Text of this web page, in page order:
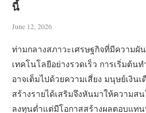
นี้
June 12, 2026
ท่ามกลางสภาวะเศรษฐกิจที่มีความผั
เทคโนโลยีอย่างรวดเร็ว การเริ่มต้
อาจเต็มไปด้วยความเสี่ยง มนุษย์เงิน
สร้างรายได้เสริมจึงหันมาให้ความส
ลงทุนต่ำแต่มีโอกาสสร้างผลตอบแท